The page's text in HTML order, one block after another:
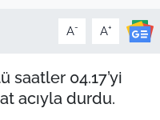
A- A+
saatler 04.17’yi
acıyla durdu.